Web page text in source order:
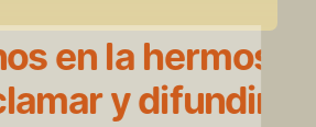
en la hermosa
y difundir la